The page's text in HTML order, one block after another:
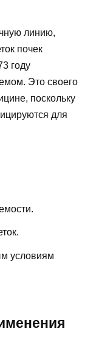
линию,
почек
году
Это своего
поскольку
для
условиям